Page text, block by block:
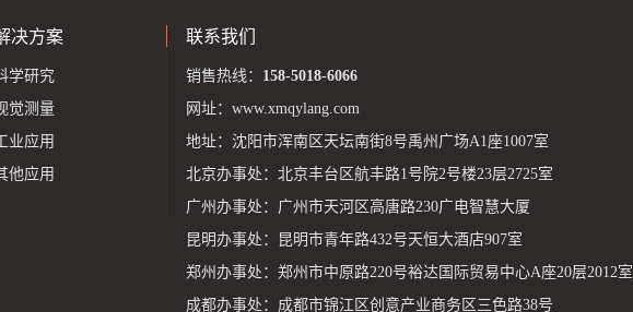
决方案
学研究
觉测量
业应用
他应用
联系我们
销售热线： 158-5018-6066
网址： www.xmqylang.com
地址：沈阳市浑南区天坛南街8号禹州广场A1座1007室
北京办事处：北京丰台区航丰路1号院2号楼23层2725室
广州办事处：广州市天河区高唐路230广电智慧大厦
昆明办事处：昆明市青年路432号天恒大酒店907室
郑州办事处：郑州市中原路220号裕达国际贸易中心A座20层2012室
成都办事处：成都市锦江区创意产业商务区三色路38号